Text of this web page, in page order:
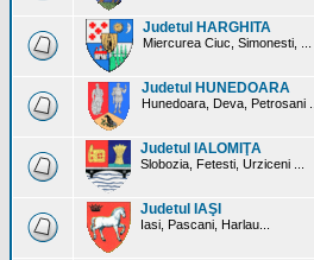
Judetul HARGHITA
Miercurea Ciuc, Simonesti, ...
Judetul HUNEDOARA
Hunedoara, Deva, Petrosani ...
Judetul IALOMIŢA
Slobozia, Fetesti, Urziceni ...
Judetul IAŞI
Iasi, Pascani, Harlau...